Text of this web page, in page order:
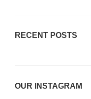
RECENT POSTS
OUR INSTAGRAM